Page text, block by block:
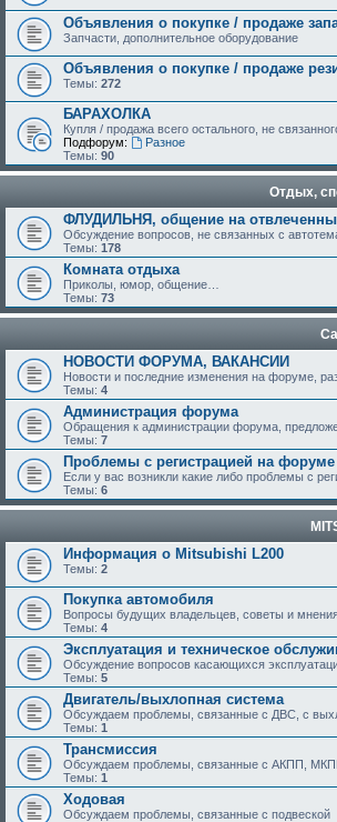
Объявления о покупке / продаже
Запчасти, дополнительное оборудование
Объявления о покупке / продаже
Темы: 272
БАРАХОЛКА
Купля / продажа всего остального, не
Подфорум:
Разное
Темы: 90
Отдых,
ФЛУДИЛЬНЯ, общение на
Обсуждение вопросов, не связанных с
Темы: 178
Комната отдыха
Приколы, юмор, общение…
Темы: 73
НОВОСТИ ФОРУМА, ВАКАНСИИ
Новости и последние изменения на форуме,
Темы: 4
Администрация форума
Обращения к администрации форума,
Темы: 7
Проблемы с регистрацией на форуме
Если у вас возникли какие либо проблемы с
Темы: 6
Информация о Mitsubishi L200
Темы: 2
Покупка автомобиля
Вопросы будущих владельцев, советы и
Темы: 4
Эксплуатация и техническое
Обсуждение вопросов касающихся
Темы: 5
Двигатель/выхлопная система
Обсуждаем проблемы, связанные с ДВС, с
Темы: 1
Трансмиссия
Обсуждаем проблемы, связанные с АКПП,
Темы: 1
Ходовая
Обсуждаем проблемы, связанные с подвеской